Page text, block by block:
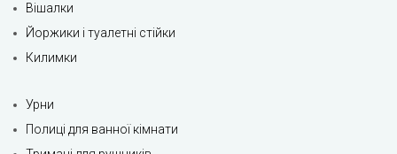
Вішалки
Йоржики і туалетні стійки
Килимки
Урни
Полиці для ванної кімнати